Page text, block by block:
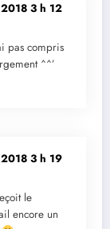
3 h 12
pas compris
^^’
3 h 19
le
encore un